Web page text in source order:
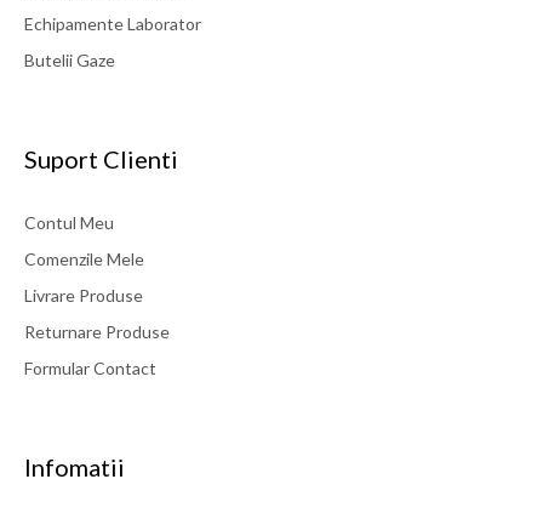
Echipamente Laborator
Butelii Gaze
Suport Clienti
Contul Meu
Comenzile Mele
Livrare Produse
Returnare Produse
Formular Contact
Infomatii